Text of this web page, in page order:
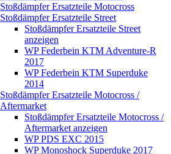
Stoßdämpfer Ersatzteile Motocross
Stoßdämpfer Ersatzteile Street
Stoßdämpfer Ersatzteile Street
anzeigen
WP Federbein KTM Adventure-R
2017
WP Federbein KTM Superduke
2014
Stoßdämpfer Ersatzteile Motocross /
Aftermarket
Stoßdämpfer Ersatzteile Motocross /
Aftermarket anzeigen
WP PDS EXC 2015
WP Monoshock Superduke 2017